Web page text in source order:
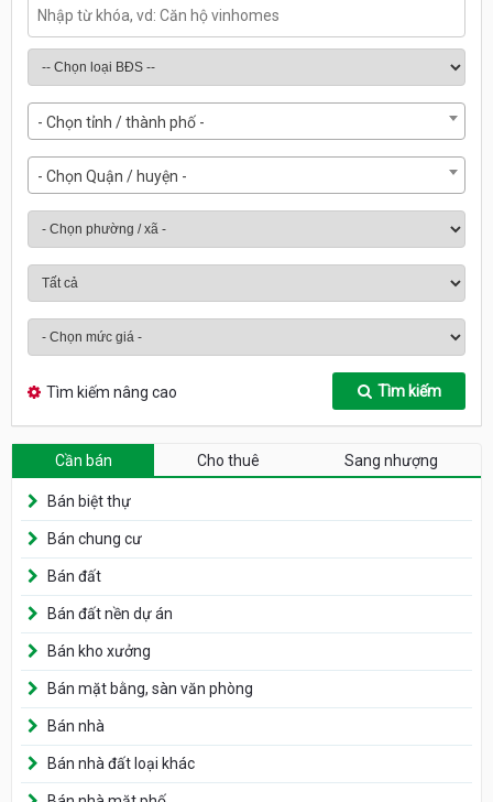
- Chọn tỉnh / thành phố -
- Chọn Quận / huyện -
Tìm kiếm nâng cao Tìm kiếm
Cần bán Cho thuê Sang nhượng
Bán biệt thự
Bán chung cư
Bán đất
Bán đất nền dự án
Bán kho xưởng
Bán mặt bằng, sàn văn phòng
Bán nhà
Bán nhà đất loại khác